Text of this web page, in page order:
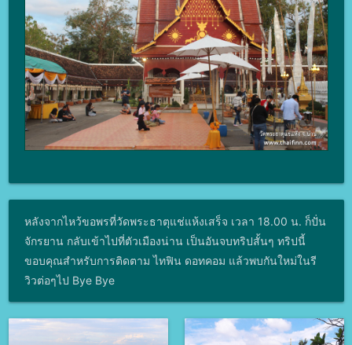
หลังจากไหว้ขอพรที่วัดพระธาตุแช่แห้งเสร็จ เวลา 18.00 น. ก็ปั่น
จักรยาน กลับเข้าไปที่ตัวเมืองน่าน เป็นอันจบทริปสั้นๆ ทริปนี้
ขอบคุณสำหรับการติดตาม ไทฟิน ดอทคอม แล้วพบกันใหม่ในรี
วิวต่อๆไป Bye Bye